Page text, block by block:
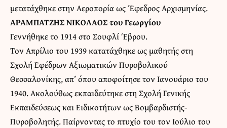
μετατάχθηκε στην Αεροπορία ως Έφεδρος Αρχισμηνίας.
ΑΡΑΜΠΑΤΖΗΣ ΝΙΚΟΛΑΟΣ του Γεωργίου
Γεννήθηκε το 1914 στο Σουφλί Έβρου.
Τον Απρίλιο του 1939 κατατάχθηκε ως μαθητής στη
Σχολή Εφέδρων Αξιωματικών Πυροβολικού
Θεσσαλονίκης, απ’ όπου αποφοίτησε τον Ιανουάριο του
1940. Ακολούθως εκπαιδεύτηκε στη Σχολή Γενικής
Εκπαιδεύσεως και Ειδικοτήτων ως Βομβαρδιστής-
Πυροβολητής. Παίρνοντας το πτυχίο του τον Ιούλιο του